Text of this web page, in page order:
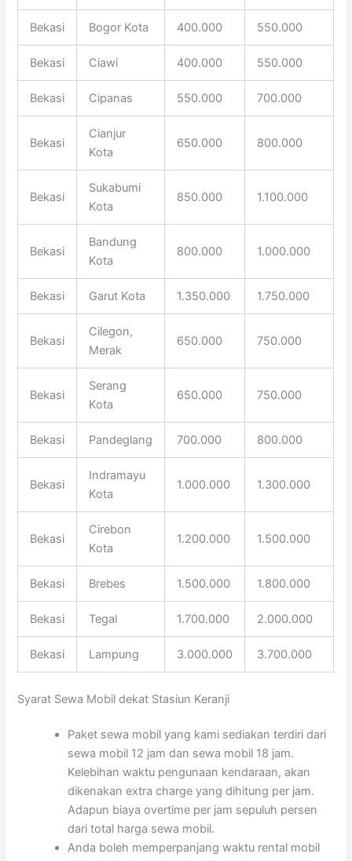
Bekasi Bogor Kota 400.000 550.000
Bekasi Ciawi 400.000 550.000
Bekasi Cipanas 550.000 700.000
Bekasi
Cianjur
Kota
650.000 800.000
Bekasi
Sukabumi
Kota
850.000 1.100.000
Bekasi
Bandung
Kota
800.000 1.000.000
Bekasi Garut Kota 1.350.000 1.750.000
Bekasi
Cilegon,
Merak
650.000 750.000
Bekasi
Serang
Kota
650.000 750.000
Bekasi Pandeglang 700.000 800.000
Bekasi
Indramayu
Kota
1.000.000 1.300.000
Bekasi
Cirebon
Kota
1.200.000 1.500.000
Bekasi Brebes 1.500.000 1.800.000
Bekasi Tegal 1.700.000 2.000.000
Bekasi Lampung 3.000.000 3.700.000
Syarat Sewa Mobil dekat Stasiun Keranji
Paket sewa mobil yang kami sediakan terdiri dari
sewa mobil 12 jam dan sewa mobil 18 jam.
Kelebihan waktu pengunaan kendaraan, akan
dikenakan extra charge yang dihitung per jam.
Adapun biaya overtime per jam sepuluh persen
dari total harga sewa mobil.
Anda boleh memperpanjang waktu rental mobil